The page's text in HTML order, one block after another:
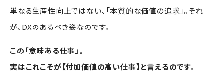
単なる生産性向上ではない、「本質的な価値の追求」。それ
が、DXのあるべき姿なのです。
この「意味ある仕事」。
実はこれこそが【付加価値の高い仕事】と言えるのです。